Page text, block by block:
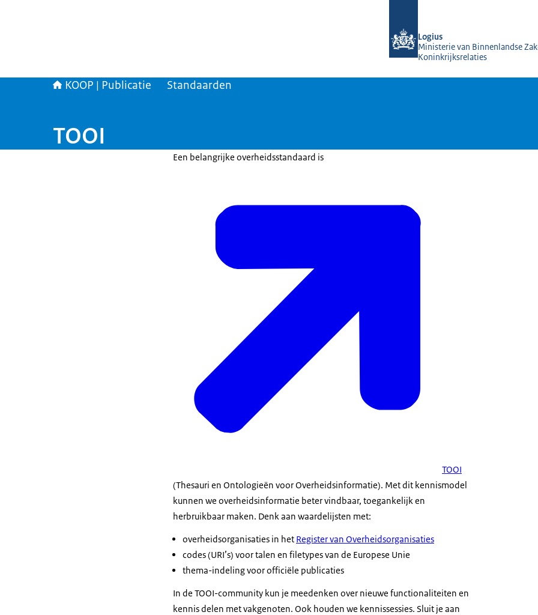
Logius
Ministerie van Binnenlandse
Koninkrijksrelaties
KOOP | Publicatie Standaarden
TOOI
Een belangrijke overheidsstandaard is
TOOI
(Thesauri en Ontologieën voor Overheidsinformatie). Met dit kennismodel
kunnen we overheidsinformatie beter vindbaar, toegankelijk en
herbruikbaar maken. Denk aan waardelijsten met:
overheidsorganisaties in het Register van Overheidsorganisaties
codes (URI’s) voor talen en filetypes van de Europese Unie
thema-indeling voor officiële publicaties
In de TOOI-community kun je meedenken over nieuwe functionaliteiten en
kennis delen met vakgenoten. Ook houden we kennissessies. Sluit je aan